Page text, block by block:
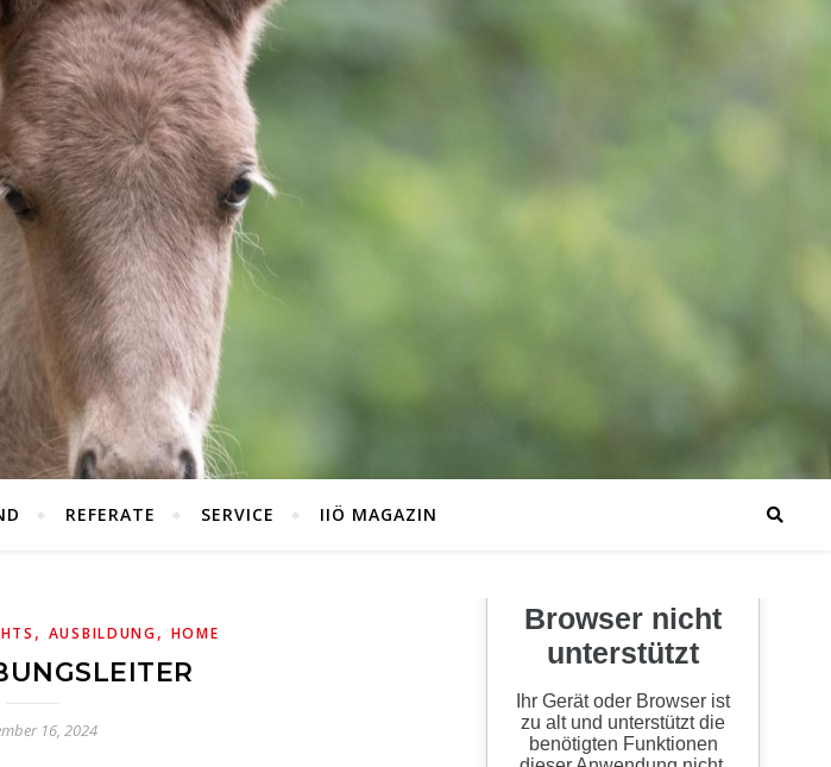
REFERATE SERVICE IIÖ MAGAZIN
, AUSBILDUNG, HOME
16, 2024